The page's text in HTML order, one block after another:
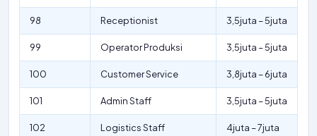
98 Receptionist 3,5juta – 5juta
99 Operator Produksi 3,5juta – 5juta
100 Customer Service 3,8juta – 6juta
101 Admin Staff 3,5juta – 5juta
102 Logistics Staff 4juta – 7juta